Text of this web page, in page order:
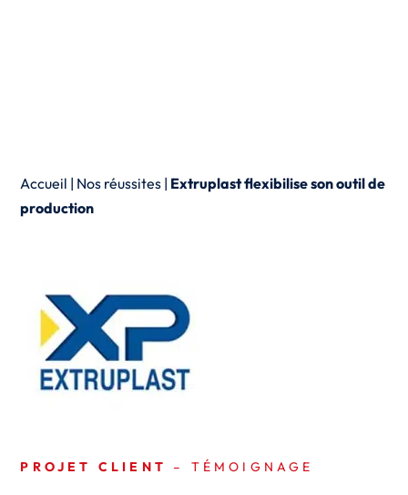
Accueil | Nos réussites | Extruplast flexibilise son outil de
production
PROJET CLIENT – TÉMOIGNAGE